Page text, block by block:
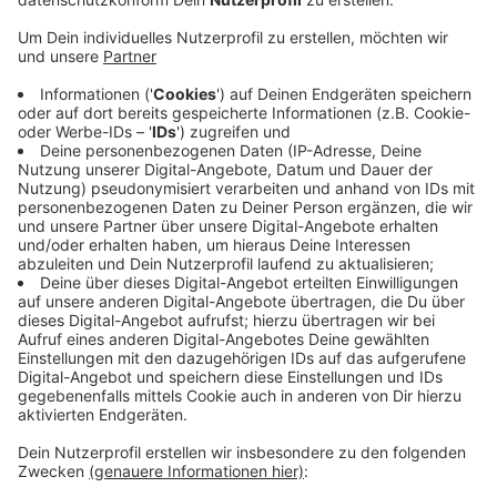
eintauchen und Handwerkskunst, Marktleben und
Unterhaltung erleben, so der Kreis Viersen. Samstag
und Sonntag (24./25.05.) gibt es jeweils um 12 Uhr
einen Umzug mit Musik. Außerdem gibt es am Sonntag
auf der Hofanlage Rasseln einen Ritter-Schaukampf.
Der Eintritt zum Mittelaltermarkt kostet 6 Euro für
Erwachsene - wer im historischen Gewand kommt,
zahlt nur 4,50 Euro. Kinder kommen kostenlos rein.
Allerdings gilt auf dem ganzen Markt ein
Waffenverbot - insbesondere für Messer und
Dekowaffen.
Anzeige